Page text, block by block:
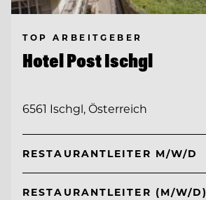
TOP ARBEITGEBER
Hotel Post Ischgl
6561 Ischgl, Österreich
RESTAURANTLEITER M/W/D
RESTAURANTLEITER (M/W/D)